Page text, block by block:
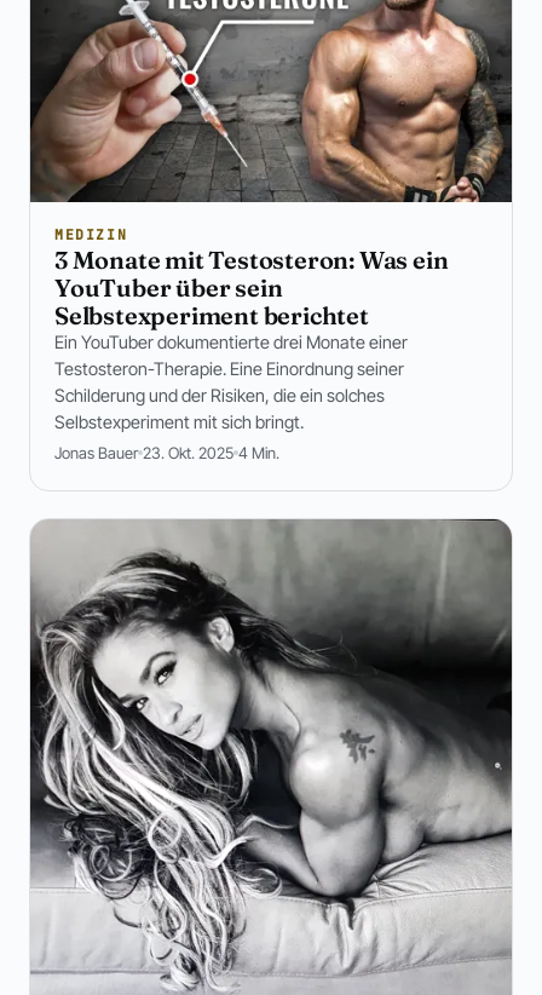
MEDIZIN
3 Monate mit Testosteron: Was ein
YouTuber über sein
Selbstexperiment berichtet
Ein YouTuber dokumentierte drei Monate einer
Testosteron-Therapie. Eine Einordnung seiner
Schilderung und der Risiken, die ein solches
Selbstexperiment mit sich bringt.
Jonas Bauer 23. Okt. 2025 4 Min.